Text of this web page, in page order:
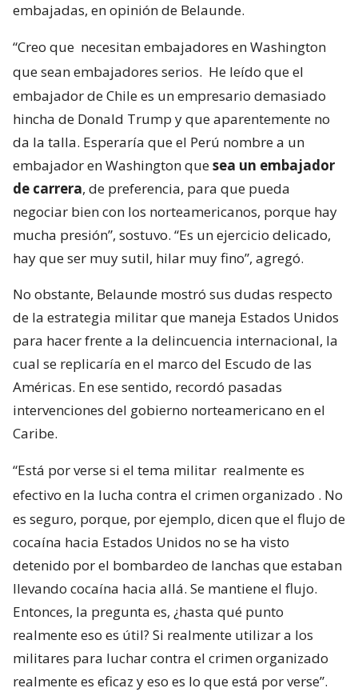
embajadas, en opinión de Belaunde.
“Creo que necesitan embajadores en Washington
que sean embajadores serios. He leído que el
embajador de Chile es un empresario demasiado
hincha de Donald Trump y que aparentemente no
da la talla. Esperaría que el Perú nombre a un
embajador en Washington quesea un embajador
de carrera, de preferencia, para que pueda
negociar bien con los norteamericanos, porque hay
mucha presión”, sostuvo. “Es un ejercicio delicado,
hay que ser muy sutil, hilar muy fino”, agregó.
No obstante, Belaunde mostró sus dudas respecto
de la estrategia militar que maneja Estados Unidos
para hacer frente a la delincuencia internacional, la
cual se replicaría en el marco del Escudo de las
Américas. En ese sentido, recordó pasadas
intervenciones del gobierno norteamericano en el
Caribe.
“Está por verse si el tema militar realmente es
efectivo en la lucha contra el crimen organizado . No
es seguro, porque, por ejemplo, dicen que el flujo de
cocaína hacia Estados Unidos no se ha visto
detenido por el bombardeo de lanchas que estaban
llevando cocaína hacia allá. Se mantiene el flujo.
Entonces, la pregunta es, ¿hasta qué punto
realmente eso es útil? Si realmente utilizar a los
militares para luchar contra el crimen organizado
realmente es eficaz y eso es lo que está por verse”.